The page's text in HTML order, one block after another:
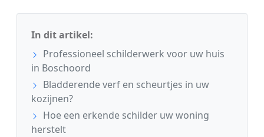
In dit artikel:
Professioneel schilderwerk voor uw huis
in Boschoord
Bladderende verf en scheurtjes in uw
kozijnen?
Hoe een erkende schilder uw woning
herstelt